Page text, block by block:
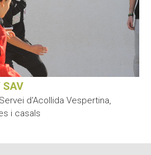
d'Acollida Vespertina,
i casals